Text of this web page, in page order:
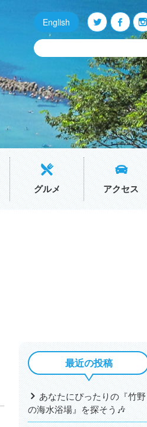
English Q O P
グルメ アクセス
最近の投稿
あなたにぴったりの『竹野
の海水浴場』を探そう🎶